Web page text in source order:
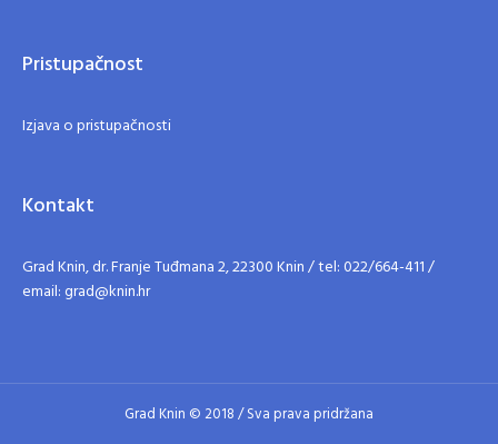
Pristupačnost
Izjava o pristupačnosti
Kontakt
Grad Knin, dr. Franje Tuđmana 2, 22300 Knin / tel: 022/664-411 /
email: grad@knin.hr
Grad Knin © 2018 / Sva prava pridržana